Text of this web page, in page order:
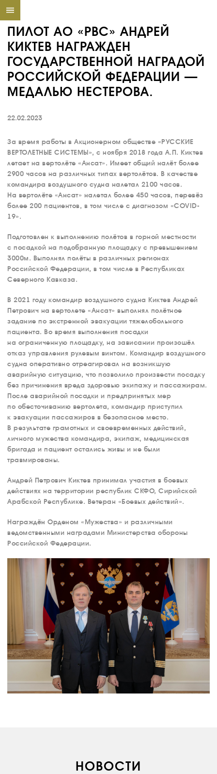
О КОМПАНИИ
ВАКАНСИИ
ДОКУМЕНТЫ
ВНУТРЕННИЕ
ПИЛОТ АО «РВС» АНДРЕЙ
КИКТЕВ НАГРАЖДЕН
ГОСУДАРСТВЕННОЙ НАГРАДОЙ
РОССИЙСКОЙ ФЕДЕРАЦИИ —
МЕДАЛЬЮ НЕСТЕРОВА.
22.02.2023
За время работы в Акционерном обществе «РУССКИЕ
ВЕРТОЛЕТНЫЕ СИСТЕМЫ», с ноября 2018 года А.П. Киктев
летает на вертолёте «Ансат». Имеет общий налёт более
2900 часов на различных типах вертолётов. В качестве
командира воздушного судна налетал 2100 часов.
На вертолёте «Ансат» налетал более 450 часов, перевёз
более 200 пациентов, в том числе с диагнозом «COVID-
19».
Подготовлен к выполнению полётов в горной местности
с посадкой на подобранную площадку с превышением
3000м. Выполнял полёты в различных регионах
Российской Федерации, в том числе в Республиках
Северного Кавказа.
В 2021 году командир воздушного судна Киктев Андрей
Петрович на вертолете «Ансат» выполнял полётное
задание по экстренной эвакуации тяжелобольного
пациента. Во время выполнения посадки
на ограниченную площадку, на зависании произошёл
отказ управления рулевым винтом. Командир воздушного
судна оперативно отреагировал на возникшую
аварийную ситуацию, что позволило произвести посадку
без причинения вреда здоровью экипажу и пассажирам.
После аварийной посадки и предпринятых мер
по обесточиванию вертолета, командир приступил
к эвакуации пассажиров в безопасное место.
В результате грамотных и своевременных действий,
личного мужества командира, экипаж, медицинская
бригада и пациент остались живы и не были
травмированы.
Андрей Петрович Киктев принимал участия в боевых
действиях на территории республик СКФО, Сирийской
Арабской Республике. Ветеран «Боевых действий».
Награждён Орденом «Мужества» и различными
ведомственными наградами Министерства обороны
Российской Федерации.
НОВОСТИ